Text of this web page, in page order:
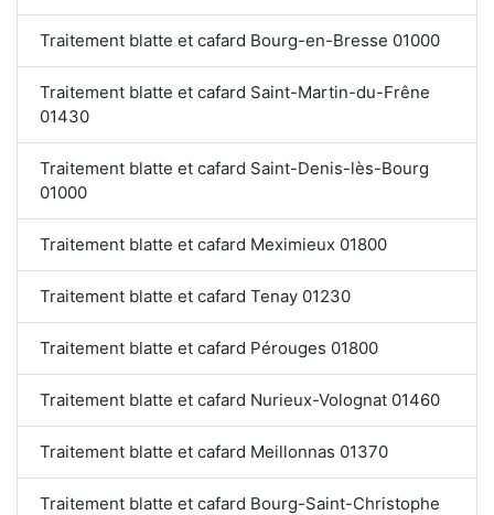
Traitement blatte et cafard Bourg-en-Bresse 01000
Traitement blatte et cafard Saint-Martin-du-Frêne
01430
Traitement blatte et cafard Saint-Denis-lès-Bourg
01000
Traitement blatte et cafard Meximieux 01800
Traitement blatte et cafard Tenay 01230
Traitement blatte et cafard Pérouges 01800
Traitement blatte et cafard Nurieux-Volognat 01460
Traitement blatte et cafard Meillonnas 01370
Traitement blatte et cafard Bourg-Saint-Christophe